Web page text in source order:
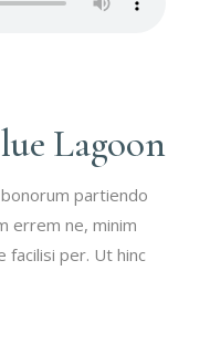
Lagoon
partiendo
errem ne, minim
facilisi per. Ut hinc